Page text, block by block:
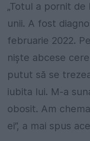
„Totul a pornit de
unii. A fost
februarie 2022.
niște abcese
putut să se
iubita lui. M-a
obosit. Am
ei”, a mai spus